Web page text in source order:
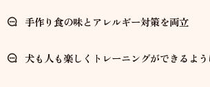
手作り食の味とアレルギー対策を両立
犬も人も楽しくトレーニングができるよ